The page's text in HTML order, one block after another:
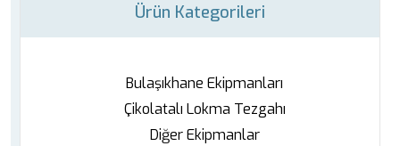
Ürün Kategorileri
Bulaşıkhane Ekipmanları
Çikolatalı Lokma Tezgahı
Diğer Ekipmanlar